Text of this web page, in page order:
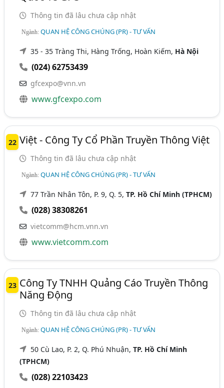
Thông tin đã lâu chưa cập nhật
Ngành:QUAN HỆ CÔNG CHÚNG (PR) - TƯ VẤN
35 - 35 Tràng Thi, Hàng Trống, Hoàn Kiếm, Hà Nội
(024) 62753439
gfcexpo@vnn.vn
www.gfcexpo.com
22 Việt - Công Ty Cổ Phần Truyền Thông Việt
Thông tin đã lâu chưa cập nhật
Ngành:QUAN HỆ CÔNG CHÚNG (PR) - TƯ VẤN
77 Trần Nhân Tôn, P. 9, Q. 5,TP. Hồ Chí Minh (TPHCM)
(028) 38308261
vietcomm@hcm.vnn.vn
www.vietcomm.com
23 Công Ty TNHH Quảng Cáo Truyền Thông
Năng Động
Thông tin đã lâu chưa cập nhật
Ngành:QUAN HỆ CÔNG CHÚNG (PR) - TƯ VẤN
50 Cù Lao, P. 2, Q. Phú Nhuận,TP. Hồ Chí Minh
(TPHCM)
(028) 22103423